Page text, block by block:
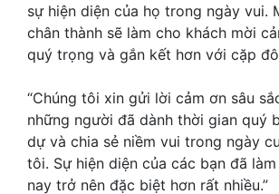
sự hiện diện của họ trong ngày vui.
chân thành sẽ làm cho khách mời
quý trọng và gắn kết hơn với cặp
“Chúng tôi xin gửi lời cảm ơn sâu
những người đã dành thời gian quý
dự và chia sẻ niềm vui trong ngày
tôi. Sự hiện diện của các bạn đã
nay trở nên đặc biệt hơn rất nhiều.”